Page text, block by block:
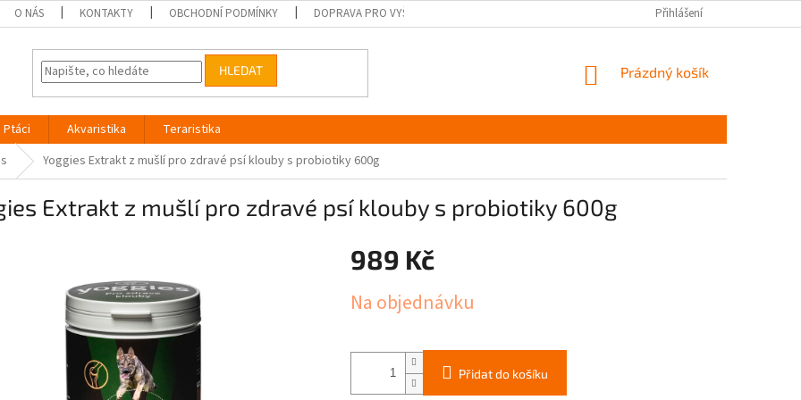
O NÁS KONTAKTY OBCHODNÍ PODMÍNKY DOPRAVA PRO VYŠKOV NAPIŠTE NÁMPřihlášení
HLEDAT
NÁKUPNÍ
Prázdný košík
Ptáci Akvaristika
Teraristika
Yoggies Extrakt z mušlí pro zdravé psí klouby s probiotiky 600g
Extrakt z mušlí pro zdravé psí klouby s probiotiky 600g
989 Kč
cena:
Na objednávku
Přidat do košíku